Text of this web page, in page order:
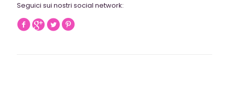
Seguici sui nostri social network: